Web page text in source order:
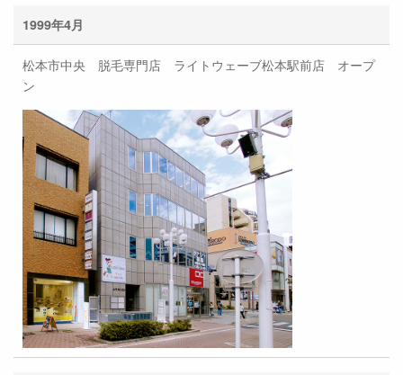
1999年4月
松本市中央 脱毛専門店 ライトウェーブ松本駅前店 オープ
ン